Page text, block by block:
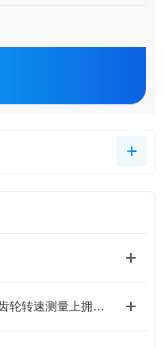
SMCB-01-16L磁敏速度传感器在齿轮转速测量上拥有诸多优势